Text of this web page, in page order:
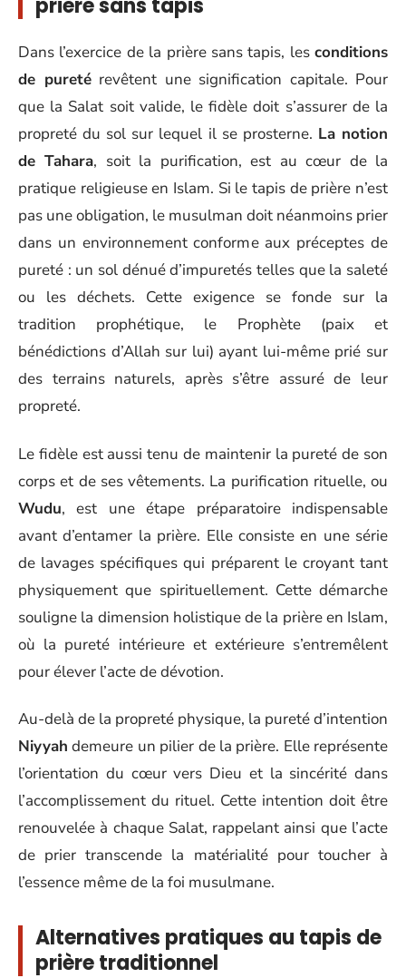
Dans l’exercice de la prière sans tapis, les conditions
de puretérevêtent une signification capitale. Pour
que la Salat soit valide, le fidèle doit s’assurer de la
propreté du sol sur lequel il se prosterne. La notion
de Tahara, soit la purification, est au cœur de la
pratique religieuse en Islam. Si le tapis de prière n’est
pas une obligation, le musulman doit néanmoins prier
dans un environnement conforme aux préceptes de
pureté : un sol dénué d’impuretés telles que la saleté
ou les déchets. Cette exigence se fonde sur la
tradition prophétique, le Prophète (paix et
bénédictions d’Allah sur lui) ayant lui-même prié sur
des terrains naturels, après s’être assuré de leur
propreté.
Le fidèle est aussi tenu de maintenir la pureté de son
corps et de ses vêtements. La purification rituelle, ou
Wudu, est une étape préparatoire indispensable
avant d’entamer la prière. Elle consiste en une série
de lavages spécifiques qui préparent le croyant tant
physiquement que spirituellement. Cette démarche
souligne la dimension holistique de la prière en Islam,
où la pureté intérieure et extérieure s’entremêlent
pour élever l’acte de dévotion.
Au-delà de la propreté physique, la pureté d’intention
Niyyah demeure un pilier de la prière. Elle représente
l’orientation du cœur vers Dieu et la sincérité dans
l’accomplissement du rituel. Cette intention doit être
renouvelée à chaque Salat, rappelant ainsi que l’acte
de prier transcende la matérialité pour toucher à
l’essence même de la foi musulmane.
Alternatives pratiques au tapis de
prière traditionnel